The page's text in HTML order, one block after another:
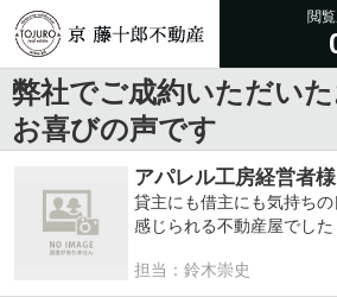
閲
弊社でご成約いただい
お喜びの声です
アパレル工房経営者様
貸主にも借主にも気持ち
感じられる不動産屋でした
担当：鈴木崇史